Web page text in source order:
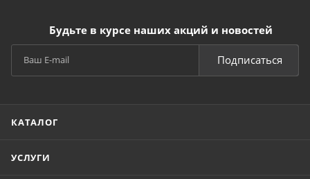
Будьте в курсе наших акций и новостей
Подписаться
КАТАЛОГ
УСЛУГИ